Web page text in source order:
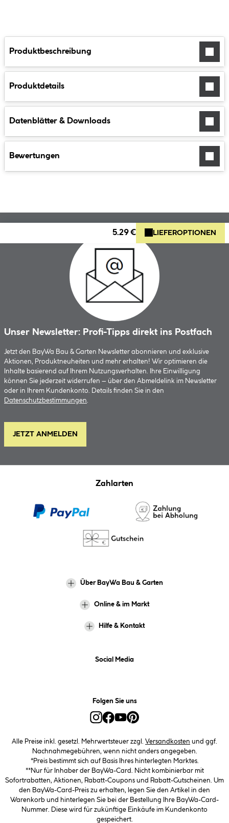
Produktbeschreibung
Produktdetails
Datenblätter & Downloads
Bewertungen
5.29 € LIEFEROPTIONEN
Unser Newsletter: Profi-Tipps direkt ins Postfach
Jetzt den BayWa Bau & Garten Newsletter abonnieren und exklusive
Aktionen, Produktneuheiten und mehr erhalten! Wir optimieren die
Inhalte basierend auf Ihrem Nutzungsverhalten. Ihre Einwilligung
können Sie jederzeit widerrufen – über den Abmeldelink im Newsletter
oder in Ihrem Kundenkonto. Details finden Sie in den
Datenschutzbestimmungen.
JETZT ANMELDEN
Zahlarten
Über BayWa Bau & Garten
Online & im Markt
Hilfe & Kontakt
Social Media
Folgen Sie uns
Alle Preise inkl. gesetzl. Mehrwertsteuer zzgl. Versandkosten und ggf.
Nachnahmegebühren, wenn nicht anders angegeben.
*Preis bestimmt sich auf Basis Ihres hinterlegten Marktes.
**Nur für Inhaber der BayWa-Card. Nicht kombinierbar mit
Sofortrabatten, Aktionen, Rabatt-Coupons und Rabatt-Gutscheinen. Um
den BayWa-Card-Preis zu erhalten, legen Sie den Artikel in den
Warenkorb und hinterlegen Sie bei der Bestellung Ihre BayWa-Card-
Nummer. Diese wird für zukünftige Einkäufe im Kundenkonto
gespeichert.